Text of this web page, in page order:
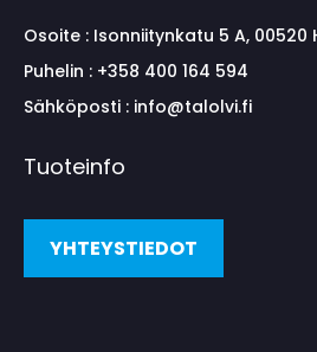
Osoite : Isonniitynkatu 5 A, 00520
Puhelin : +358 400 164 594
Sähköposti : info@talolvi.fi
Tuoteinfo
YHTEYSTIEDOT